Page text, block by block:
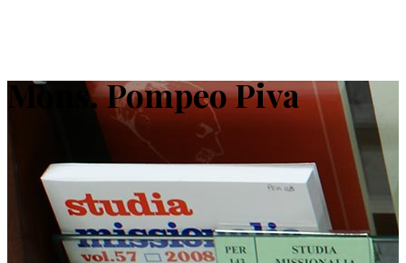
Mons. Pompeo Piva